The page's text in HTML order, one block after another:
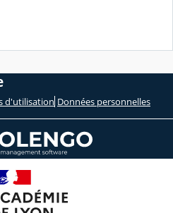
d'utilisation Données personnelles